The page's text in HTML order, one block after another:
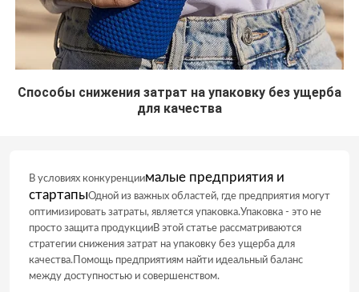
Способы снижения затрат на упаковку без ущерба
для качества
В условиях конкуренциималые предприятия и
стартапыОдной из важных областей, где предприятия могут
оптимизировать затраты, является упаковка.Упаковка - это не
просто защита продукцииВ этой статье рассматриваются
стратегии снижения затрат на упаковку без ущерба для
качества.Помощь предприятиям найти идеальный баланс
между доступностью и совершенством.